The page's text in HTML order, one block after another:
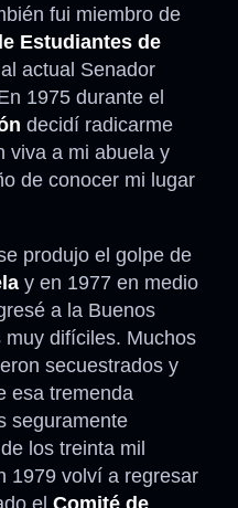
fui miembro de
Estudiantes de
actual Senador
1975 durante el
decidí radicarme
viva a mi abuela y
de conocer mi lugar
produjo el golpe de
y en 1977 en medio
a la Buenos
difíciles. Muchos
secuestrados y
esa tremenda
seguramente
los treinta mil
1979 volví a regresar